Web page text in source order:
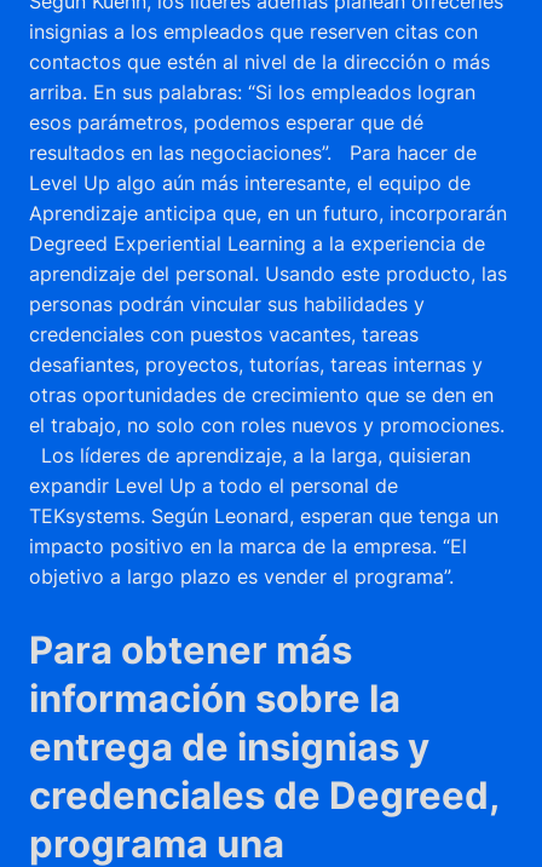
insignias a los empleados que reserven citas con
contactos que estén al nivel de la dirección o más
arriba. En sus palabras: “Si los empleados logran
esos parámetros, podemos esperar que dé
resultados en las negociaciones”. Para hacer de
Level Up algo aún más interesante, el equipo de
Aprendizaje anticipa que, en un futuro, incorporarán
Degreed Experiential Learning a la experiencia de
aprendizaje del personal. Usando este producto, las
personas podrán vincular sus habilidades y
credenciales con puestos vacantes, tareas
desafiantes, proyectos, tutorías, tareas internas y
otras oportunidades de crecimiento que se den en
el trabajo, no solo con roles nuevos y promociones.
Los líderes de aprendizaje, a la larga, quisieran
expandir Level Up a todo el personal de
TEKsystems. Según Leonard, esperan que tenga un
impacto positivo en la marca de la empresa. “El
objetivo a largo plazo es vender el programa”.
Para obtener más
información sobre la
entrega de insignias y
credenciales de Degreed,
programa una